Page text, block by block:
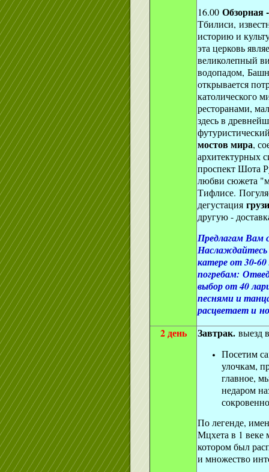
16.00 Обзорная
Тбилиси,
историю и
эта церковь
великолепный
водопадом,
открывается
католического
ресторанами,
здесь в
мостов мира,
архитектурных
проспект Шота
любви сюжета
Тифлисе.
дегустация
другую -
Предлагам Вам
Наслаждайтесь
катере от 30-
погребам:
выбор от 40
песнями и
расцветает и
2 день Завтрак. выезд
Посетим
улочкам,
главное,
недаром
По легенде,
Мцхета в 1 веке
котором был
и множество